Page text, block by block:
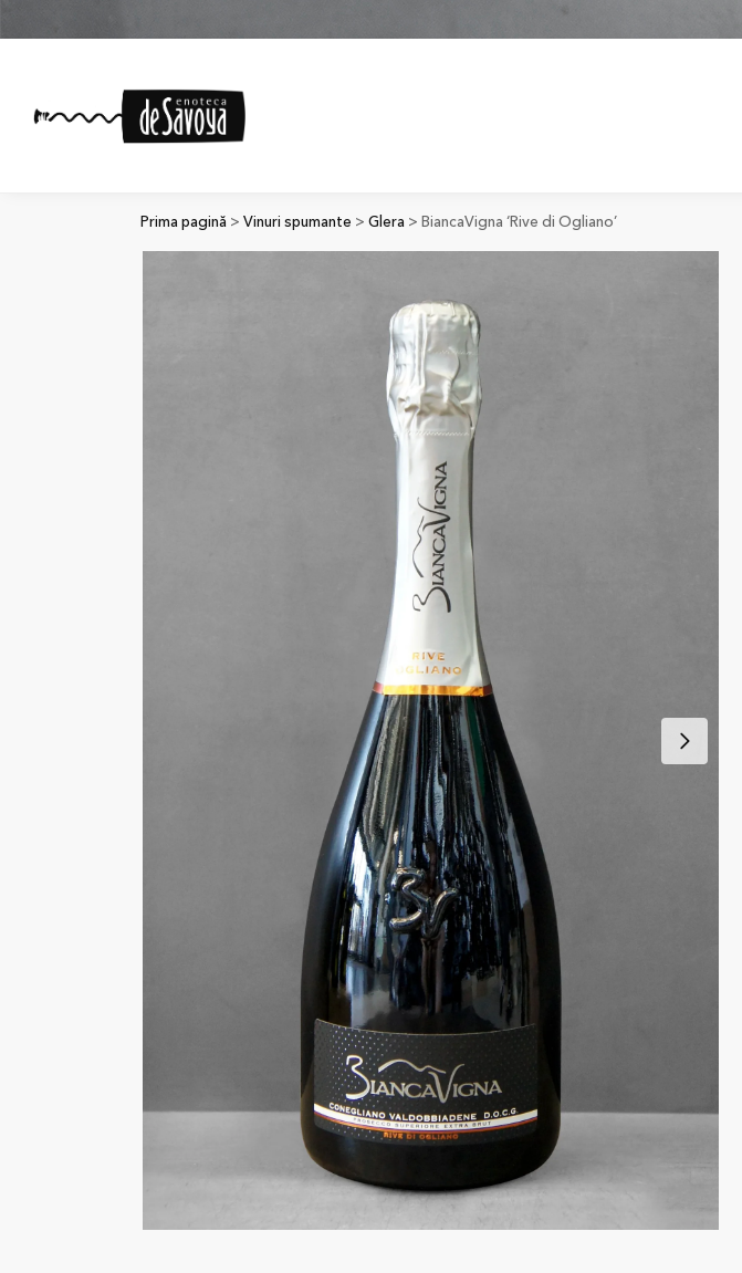
Prima pagină >Vinuri spumante >Glera > BiancaVigna ‘Rive di Ogliano’